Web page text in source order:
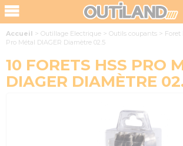
Accueil > Outillage Electrique > Outils coupants > Foret
Pro Métal DIAGER Diamètre 02.5
10 FORETS HSS PRO
DIAGER DIAMÈTRE